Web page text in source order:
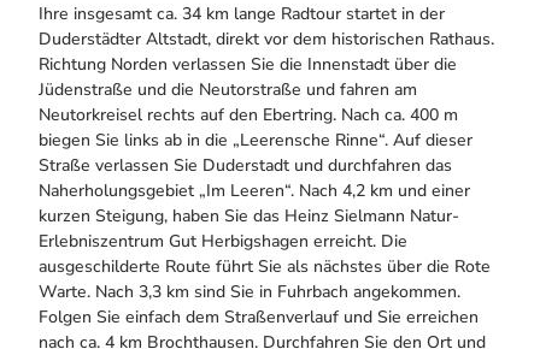
Ihre insgesamt ca. 34 km lange Radtour startet in der
Duderstädter Altstadt, direkt vor dem historischen Rathaus.
Richtung Norden verlassen Sie die Innenstadt über die
Jüdenstraße und die Neutorstraße und fahren am
Neutorkreisel rechts auf den Ebertring. Nach ca. 400 m
biegen Sie links ab in die „Leerensche Rinne“. Auf dieser
Straße verlassen Sie Duderstadt und durchfahren das
Naherholungsgebiet „Im Leeren“. Nach 4,2 km und einer
kurzen Steigung, haben Sie das Heinz Sielmann Natur-
Erlebniszentrum Gut Herbigshagen erreicht. Die
ausgeschilderte Route führt Sie als nächstes über die Rote
Warte. Nach 3,3 km sind Sie in Fuhrbach angekommen.
Folgen Sie einfach dem Straßenverlauf und Sie erreichen
nach ca. 4 km Brochthausen. Durchfahren Sie den Ort und